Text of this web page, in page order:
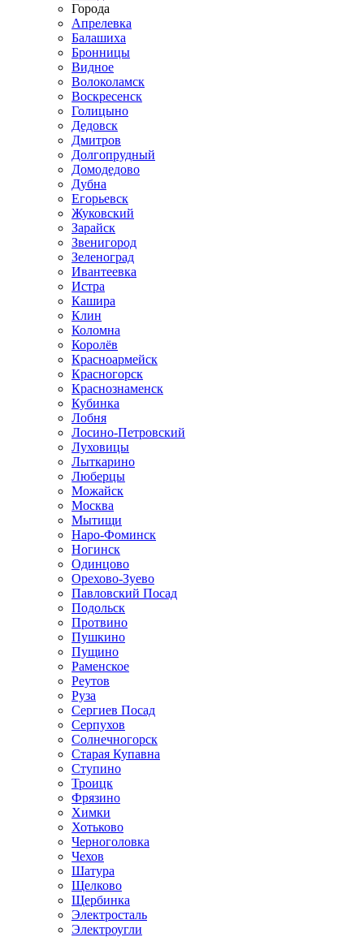
Города
Апрелевка
Балашиха
Бронницы
Видное
Волоколамск
Воскресенск
Голицыно
Дедовск
Дмитров
Долгопрудный
Домодедово
Дубна
Егорьевск
Жуковский
Зарайск
Звенигород
Зеленоград
Ивантеевка
Истра
Кашира
Клин
Коломна
Королёв
Красноармейск
Красногорск
Краснознаменск
Кубинка
Лобня
Лосино-Петровский
Луховицы
Лыткарино
Люберцы
Можайск
Москва
Мытищи
Наро-Фоминск
Ногинск
Одинцово
Орехово-Зуево
Павловский Посад
Подольск
Протвино
Пушкино
Пущино
Раменское
Реутов
Руза
Сергиев Посад
Серпухов
Солнечногорск
Старая Купавна
Ступино
Троицк
Фрязино
Химки
Хотьково
Черноголовка
Чехов
Шатура
Щелково
Щербинка
Электросталь
Электроугли